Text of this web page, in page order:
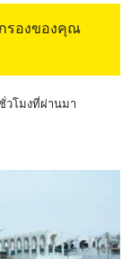
รองของคุณ
วโมงที่ผ่านมา